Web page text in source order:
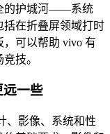
的护城河——系统
括在折叠屏领域打时
可以帮助 vivo 有
技。
远一些
、影像、系统和性